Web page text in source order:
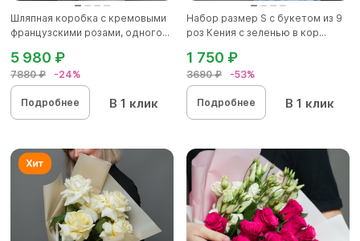
Шляпная коробка с кремовыми
французскими розами, одного...
7880 ₽ -24%
5 980 ₽
Подробнее В 1 клик
Набор размер S с букетом из 9
роз Кения с зеленью в кор...
3690 ₽ -53%
1 750 ₽
Подробнее В 1 клик